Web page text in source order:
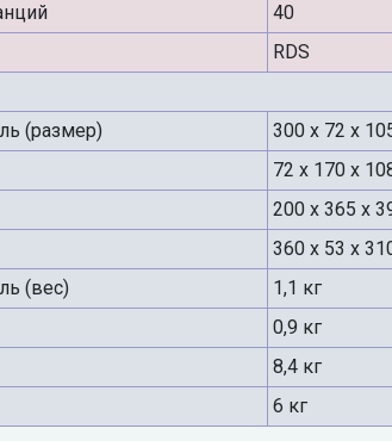
40
RDS
(размер)
300 x 72 x
72 x 170 x
200 x 365 x
360 х 53 х
(вес)
1,1 кг
0,9 кг
8,4 кг
6 кг